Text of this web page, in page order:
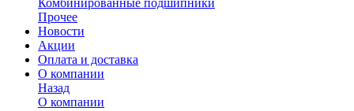
Комбинированные подшипники
Прочее
Новости
Акции
Оплата и доставка
О компании
Назад
О компании